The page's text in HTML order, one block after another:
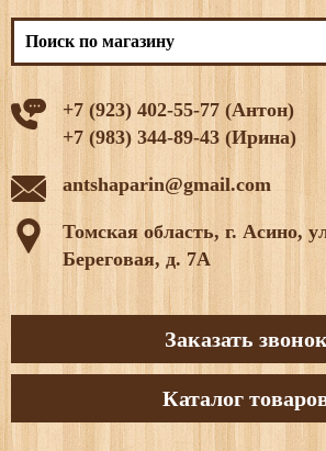
+7 (923) 402-55-77 (Антон)
+7 (983) 344-89-43 (Ирина)
antshaparin@gmail.com
Томская область, г. Асино,
Береговая, д. 7А
Заказать звонок
Каталог